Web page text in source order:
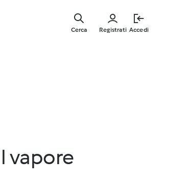
Registrati Accedi
Cerca
vapore